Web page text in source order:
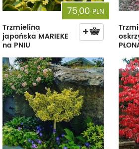
75,00 PLN
Trzmielina
japońska MARIEKE
na PNIU